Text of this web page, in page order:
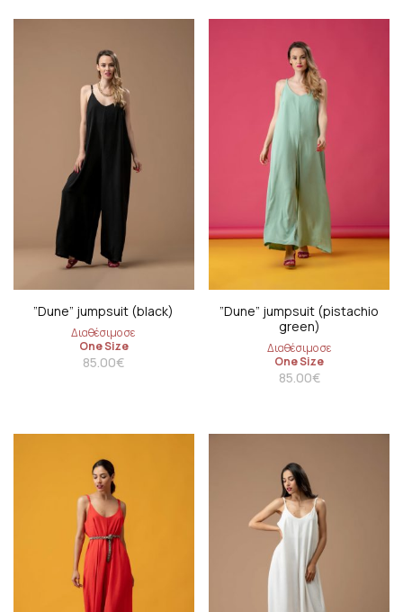
”Dune” jumpsuit (black)
Διαθέσιμο σε
One Size
85.00€
”Dune” jumpsuit (pistachio
green)
Διαθέσιμο σε
One Size
85.00€